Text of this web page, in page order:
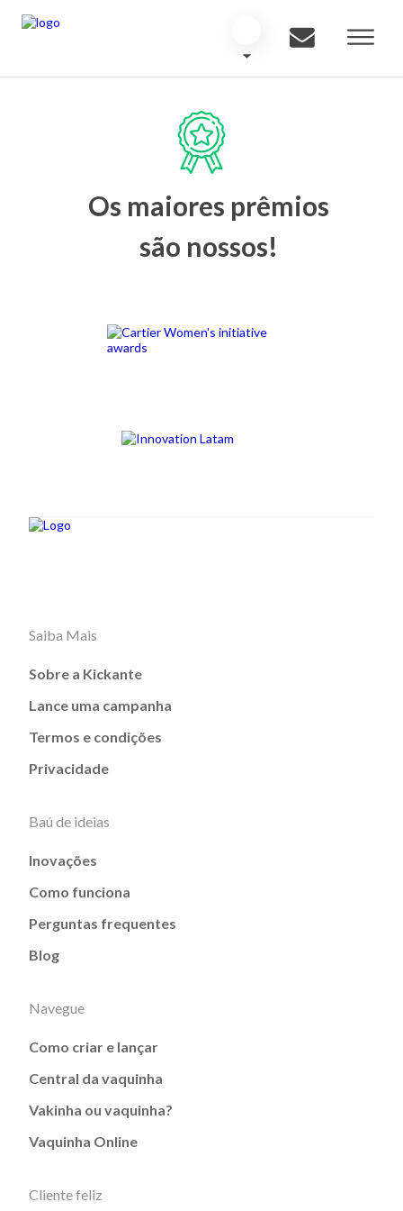
Os maiores prêmios
são nossos!
Saiba Mais
Sobre a Kickante
Lance uma campanha
Termos e condições
Privacidade
Baú de ideias
Inovações
Como funciona
Perguntas frequentes
Blog
Navegue
Como criar e lançar
Central da vaquinha
Vakinha ou vaquinha?
Vaquinha Online
Cliente feliz